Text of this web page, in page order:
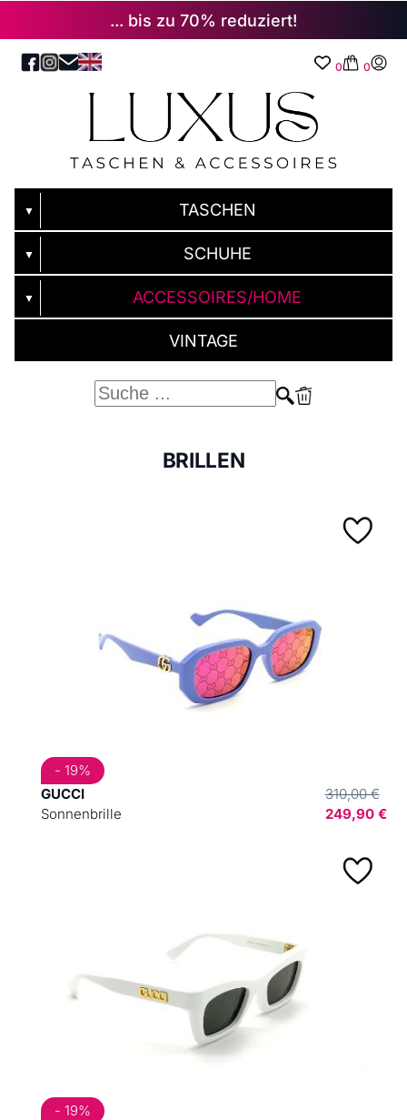
... bis zu 70% reduziert!
0 0
▼ TASCHEN
▼ SCHUHE
▼ ACCESSOIRES/HOME
VINTAGE
BRILLEN
GUCCI
Sonnenbrille
310,00 €
249,90 €
- 19%
- 19%